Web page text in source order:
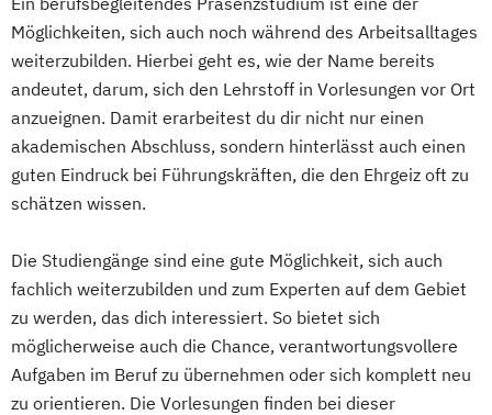
Physiotherapie
Preventive Medicine
Unternehmensführung
Vorbeugender Brandschutz
Wirtschaft und Recht
Möglichkeiten, sich auch noch während des Arbeitsalltages
weiterzubilden. Hierbei geht es, wie der Name bereits
andeutet, darum, sich den Lehrstoff in Vorlesungen vor Ort
anzueignen. Damit erarbeitest du dir nicht nur einen
akademischen Abschluss, sondern hinterlässt auch einen
guten Eindruck bei Führungskräften, die den Ehrgeiz oft zu
schätzen wissen.
Die Studiengänge sind eine gute Möglichkeit, sich auch
fachlich weiterzubilden und zum Experten auf dem Gebiet
zu werden, das dich interessiert. So bietet sich
möglicherweise auch die Chance, verantwortungsvollere
Aufgaben im Beruf zu übernehmen oder sich komplett neu
zu orientieren. Die Vorlesungen finden bei dieser